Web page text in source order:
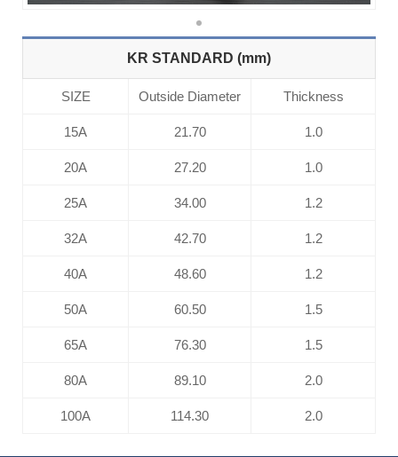
KR STANDARD (mm)
SIZE Outside Diameter Thickness
15A 21.70 1.0
20A 27.20 1.0
25A 34.00 1.2
32A 42.70 1.2
40A 48.60 1.2
50A 60.50 1.5
65A 76.30 1.5
80A 89.10 2.0
100A 114.30 2.0